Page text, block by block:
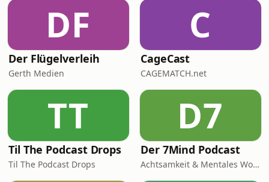
DF
Der Flügelverleih
Gerth Medien
C
CageCast
CAGEMATCH.net
TT
Til The Podcast Drops
Til The Podcast Drops
D7
Der 7Mind Podcast
Achtsamkeit & Mentales Wohlbefinden